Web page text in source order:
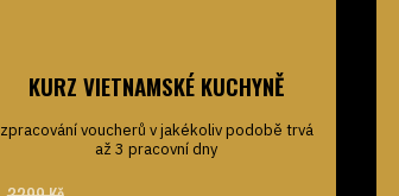
KURZ VIETNAMSKÉ KUCHYNĚ
zpracování voucherů v jakékoliv podobě trvá
až 3 pracovní dny